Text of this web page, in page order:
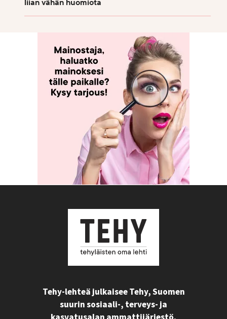
liian vähän huomiota
Tehy-lehteä julkaisee Tehy, Suomen
suurin sosiaali-, terveys- ja